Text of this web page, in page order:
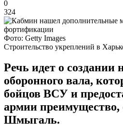
0
324
Фото: Getty Images
Строительство укреплений в
Речь идет о создании
оборонного вала,
бойцов ВСУ и
армии преимущество,
Шмыгаль.